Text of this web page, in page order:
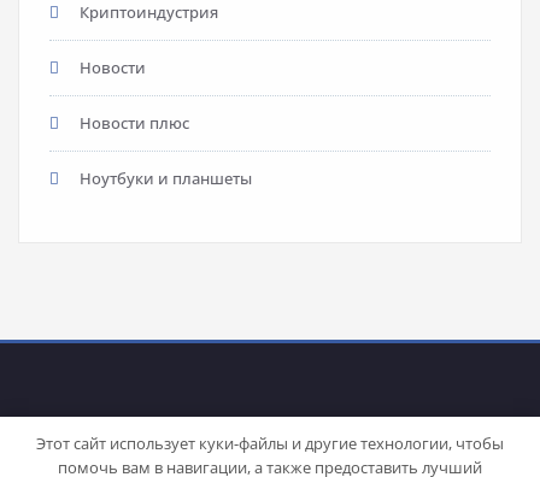
Криптоиндустрия
Новости
Новости плюс
Ноутбуки и планшеты
Этот сайт использует куки-файлы и другие технологии, чтобы
помочь вам в навигации, а также предоставить лучший